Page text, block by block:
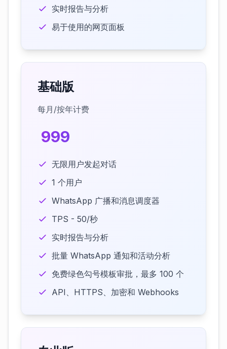
实时报告与分析
易于使用的网页面板
基础版
每月/按年计费
₹ 999
无限用户发起对话
1 个用户
WhatsApp 广播和消息调度器
TPS - 50/秒
实时报告与分析
批量 WhatsApp 通知和活动分析
免费绿色勾号模板审批，最多 100 个
API、HTTPS、加密和 Webhooks